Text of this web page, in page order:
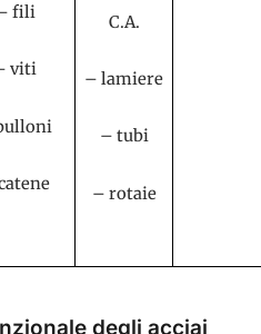
fili
viti
C.A.
– lamiere
– tubi
– rotaie
degli acciai